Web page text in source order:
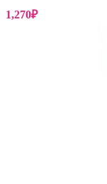
1,270₽